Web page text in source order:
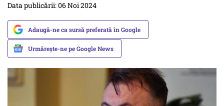
Data publicării: 06 Noi 2024
Adaugă-ne ca sursă preferată în Google
Urmărește-ne pe Google News